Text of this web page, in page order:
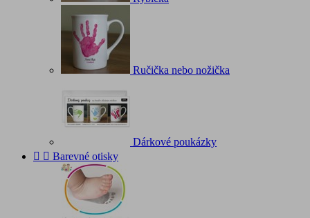
Ručička nebo nožička
Dárkové poukázky
  Barevné otisky